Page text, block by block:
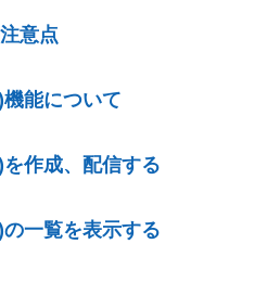
意点
能について
作成、配信する
一覧を表示する